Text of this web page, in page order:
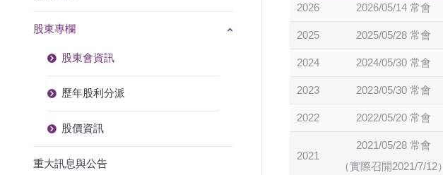
2026 2026/05/14 常會
2025 2025/05/28 常會
2024 2024/05/30 常會
2023 2023/05/30 常會
2022 2022/05/20 常會
2021
2021/05/28 常會
（實際召開2021/7/12）
股東專欄
股東會資訊
歷年股利分派
股價資訊
重大訊息與公告